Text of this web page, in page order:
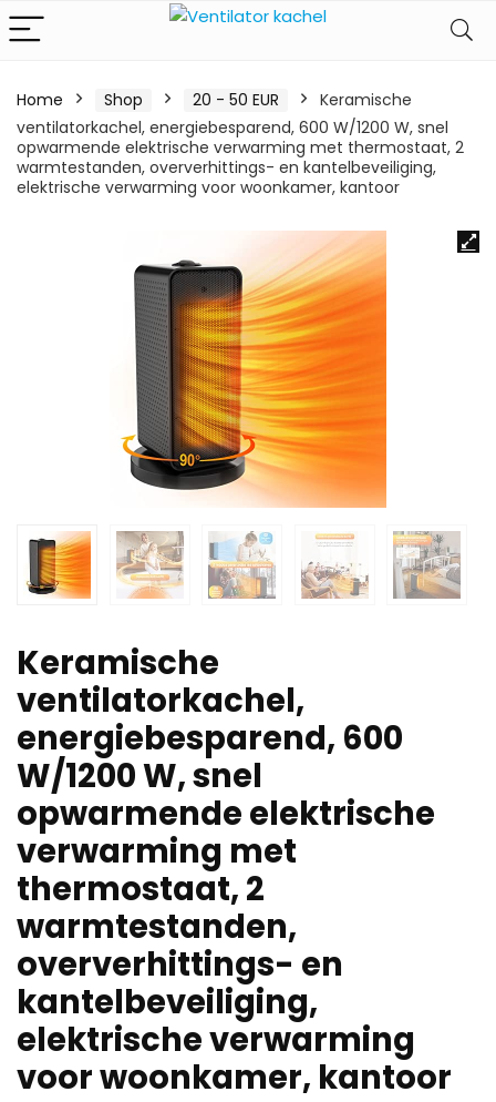
Home Shop 20 - 50 EUR
Keramische
ventilatorkachel, energiebesparend, 600 W/1200 W, snel
opwarmende elektrische verwarming met thermostaat, 2
warmtestanden, oververhittings- en kantelbeveiliging,
elektrische verwarming voor woonkamer, kantoor
Keramische
ventilatorkachel,
energiebesparend, 600
W/1200 W, snel
opwarmende elektrische
verwarming met
thermostaat, 2
warmtestanden,
oververhittings- en
kantelbeveiliging,
elektrische verwarming
voor woonkamer, kantoor